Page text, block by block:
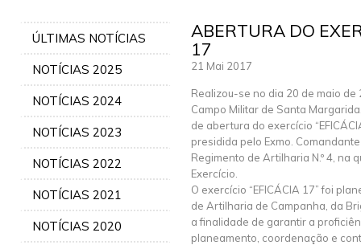
ÚLTIMAS NOTÍCIAS
NOTÍCIAS 2025
NOTÍCIAS 2024
NOTÍCIAS 2023
NOTÍCIAS 2022
NOTÍCIAS 2021
NOTÍCIAS 2020
ABERTURA DO
17
21 Mai 2017
Realizou-se no dia 20 de maio de
Campo Militar de Santa
de abertura do exercício
presidida pelo Exmo.
Regimento de Artilharia N.º 4, na
Exercício.
O exercício “EFICÁCIA 17” foi
de Artilharia de Campanha, da
a finalidade de garantir a
planeamento, coordenação e